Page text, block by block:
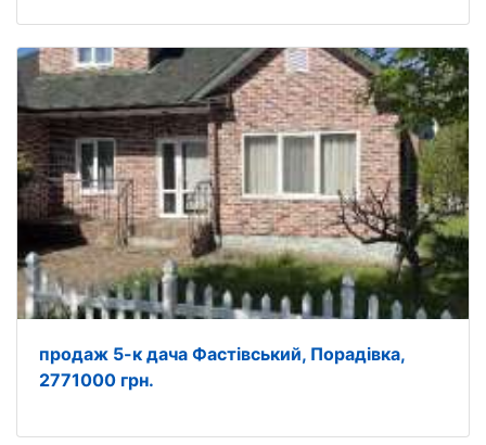
продаж 5-к дача Фастівський, Порадівка,
2771000 грн.